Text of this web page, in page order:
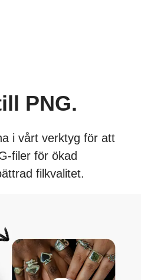
PNG.
i vårt verktyg för att
filer för ökad
filkvalitet.